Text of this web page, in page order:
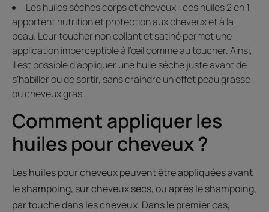
Les huiles sèches corps et cheveux : ces huiles 2 en 1
apportent nutrition et protection aux cheveux et à la
peau. Leur toucher non collant et satiné permet une
application imperceptible à l’œil comme au toucher. Ainsi,
il est possible d’appliquer une huile sèche juste avant de
s’habiller ou de sortir, sans craindre un effet peau grasse
ou cheveux gras.
Comment appliquer les
huiles pour cheveux ?
Les huiles pour cheveux peuvent être appliquées avant
le shampoing, sur cheveux secs, ou après le shampoing,
par touche dans les cheveux. Dans le premier cas,